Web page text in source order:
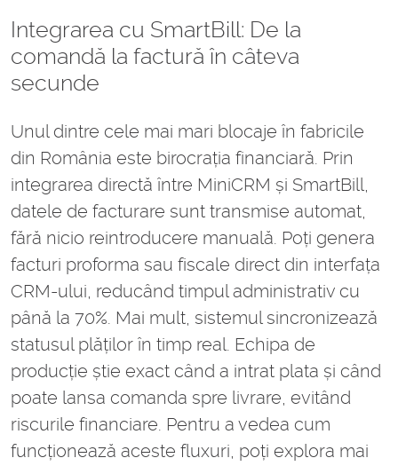
Integrarea cu SmartBill: De la
comandă la factură în câteva
secunde
Unul dintre cele mai mari blocaje în fabricile
din România este birocrația financiară. Prin
integrarea directă între MiniCRM și SmartBill,
datele de facturare sunt transmise automat,
fără nicio reintroducere manuală. Poți genera
facturi proforma sau fiscale direct din interfața
CRM-ului, reducând timpul administrativ cu
până la 70%. Mai mult, sistemul sincronizează
statusul plăților în timp real. Echipa de
producție știe exact când a intrat plata și când
poate lansa comanda spre livrare, evitând
riscurile financiare. Pentru a vedea cum
funcționează aceste fluxuri, poți explora mai